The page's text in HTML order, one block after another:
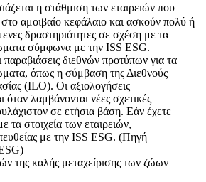
η στάθμιση των εταιρειών που
στο αμοιβαίο κεφάλαιο και ασκούν πολύ ή
δραστηριότητες σε σχέση με τα
σύμφωνα με την ISS ESG.
διεθνών προτύπων για τα
όπως η σύμβαση της Διεθνούς
(ILO). Οι αξιολογήσεις
όταν λαμβάνονται νέες σχετικές
σε ετήσια βάση. Εάν έχετε
τα στοιχεία των εταιρειών,
με την ISS ESG. (Πηγή
της καλής μεταχείρισης των ζώων